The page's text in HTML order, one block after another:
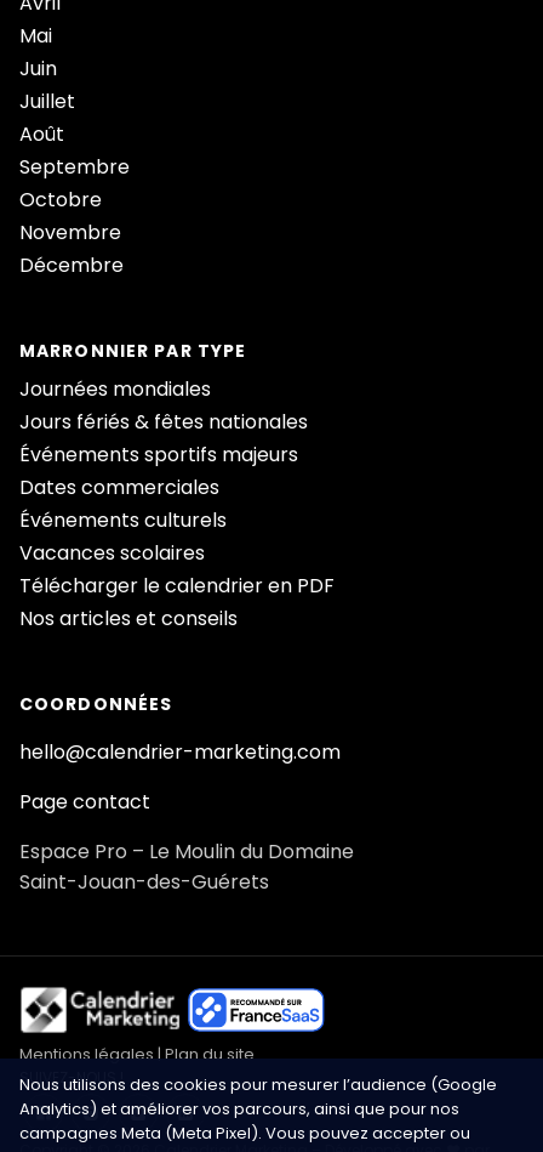
Nous utilisons des cookies pour mesurer l’audience (Google
Analytics) et améliorer vos parcours, ainsi que pour nos
campagnes Meta (Meta Pixel). Vous pouvez accepter ou
Mai
Juin
Juillet
Août
Septembre
Octobre
Novembre
Décembre
MARRONNIER PAR TYPE
Journées mondiales
Jours fériés & fêtes nationales
Événements sportifs majeurs
Dates commerciales
Événements culturels
Vacances scolaires
Télécharger le calendrier en PDF
Nos articles et conseils
COORDONNÉES
hello@calendrier-marketing.com
Page contact
Espace Pro – Le Moulin du Domaine
Saint-Jouan-des-Guérets
Mentions légales|Plan du site
SUIVEZ-NOUS !